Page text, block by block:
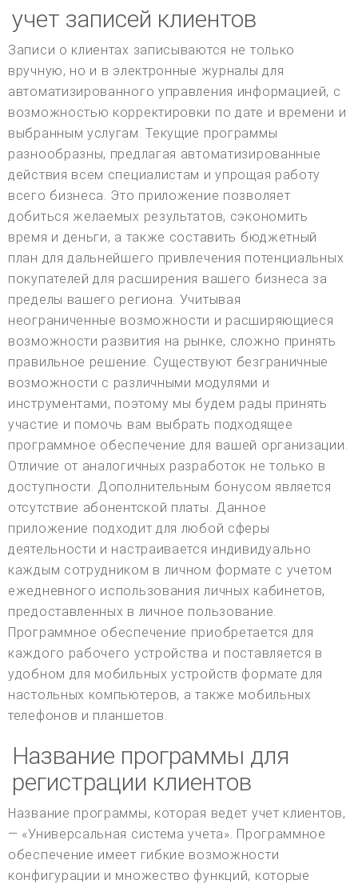
учет записей клиентов
Записи о клиентах записываются не только
вручную, но и в электронные журналы для
автоматизированного управления информацией, с
возможностью корректировки по дате и времени и
выбранным услугам. Текущие программы
разнообразны, предлагая автоматизированные
действия всем специалистам и упрощая работу
всего бизнеса. Это приложение позволяет
добиться желаемых результатов, сэкономить
время и деньги, а также составить бюджетный
план для дальнейшего привлечения потенциальных
покупателей для расширения вашего бизнеса за
пределы вашего региона. Учитывая
неограниченные возможности и расширяющиеся
возможности развития на рынке, сложно принять
правильное решение. Существуют безграничные
возможности с различными модулями и
инструментами, поэтому мы будем рады принять
участие и помочь вам выбрать подходящее
программное обеспечение для вашей организации.
Отличие от аналогичных разработок не только в
доступности. Дополнительным бонусом является
отсутствие абонентской платы. Данное
приложение подходит для любой сферы
деятельности и настраивается индивидуально
каждым сотрудником в личном формате с учетом
ежедневного использования личных кабинетов,
предоставленных в личное пользование.
Программное обеспечение приобретается для
каждого рабочего устройства и поставляется в
удобном для мобильных устройств формате для
настольных компьютеров, а также мобильных
телефонов и планшетов.
Название программы для
регистрации клиентов
Название программы, которая ведет учет клиентов,
— «Универсальная система учета». Программное
обеспечение имеет гибкие возможности
конфигурации и множество функций, которые